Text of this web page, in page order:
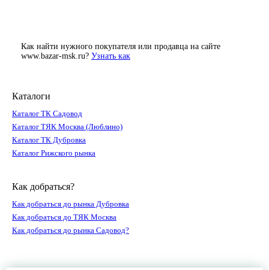
Как найти нужного покупателя или продавца на сайте
www.bazar-msk.ru? Узнать как
Каталоги
Каталог ТК Садовод
Каталог ТЯК Москва (Люблино)
Каталог ТК Дубровка
Каталог Рижского рынка
Как добраться?
Как добраться до рынка Дубровка
Как добраться до ТЯК Москва
Как добраться до рынка Садовод?